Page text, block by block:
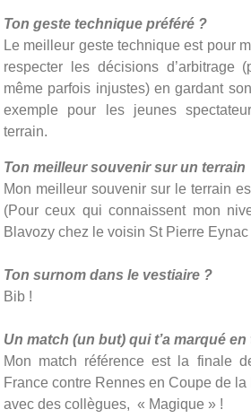
Ton geste technique préféré ?
Le meilleur geste technique est pour
respecter les décisions d’arbitrage
même parfois injustes) en gardant
exemple pour les jeunes
terrain.
Ton meilleur souvenir sur un terrain
Mon meilleur souvenir sur le terrain
(Pour ceux qui connaissent mon
Blavozy chez le voisin St Pierre
Ton surnom dans le vestiaire ?
Bib !
Un match (un but) qui t’a marqué
Mon match référence est la finale
France contre Rennes en Coupe de la
avec des collègues, « Magique » !